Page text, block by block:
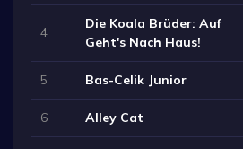
4
Die Koala Brüder: Auf
Geht's Nach Haus!
5 Bas-Celik Junior
6 Alley Cat